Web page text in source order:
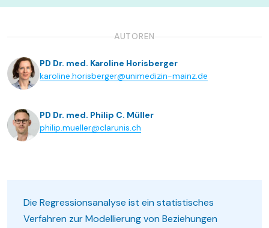
AUTOREN
PD Dr. med. Karoline Horisberger
karoline.horisberger@unimedizin-mainz.de
PD Dr. med. Philip C. Müller
philip.mueller@clarunis.ch
Die Regressionsanalyse ist ein statistisches
Verfahren zur Modellierung von Beziehungen